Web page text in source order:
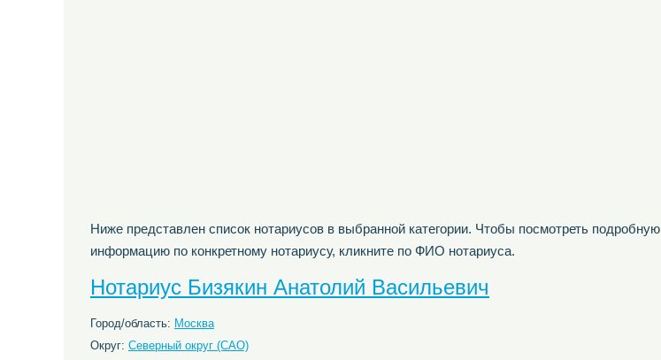
Ниже представлен список нотариусов в выбранной категории. Чтобы посмотреть подробную
информацию по конкретному нотариусу, кликните по ФИО нотариуса.
Нотариус Бизякин Анатолий Васильевич
Город/область: Москва
Округ: Северный округ (САО)